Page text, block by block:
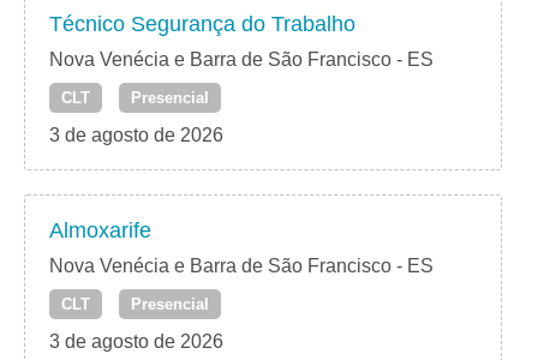
Técnico Segurança do Trabalho
Nova Venécia e Barra de São Francisco - ES
CLT Presencial
3 de agosto de 2026
Almoxarife
Nova Venécia e Barra de São Francisco - ES
CLT Presencial
3 de agosto de 2026